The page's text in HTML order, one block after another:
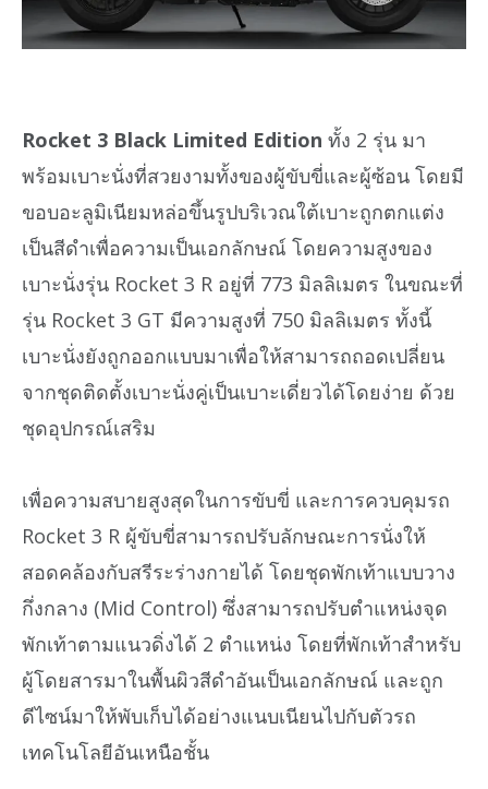
Rocket 3 Black Limited Edition ทั้ง 2 รุ่น มา
พร้อมเบาะนั่งที่สวยงามทั้งของผู้ขับขี่และผู้ซ้อน โดยมี
ขอบอะลูมิเนียมหล่อขึ้นรูปบริเวณใต้เบาะถูกตกแต่ง
เป็นสีดำเพื่อความเป็นเอกลักษณ์ โดยความสูงของ
เบาะนั่งรุ่น Rocket 3 R อยู่ที่ 773 มิลลิเมตร ในขณะที่
รุ่น Rocket 3 GT มีความสูงที่ 750 มิลลิเมตร ทั้งนี้
เบาะนั่งยังถูกออกแบบมาเพื่อให้สามารถถอดเปลี่ยน
จากชุดติดตั้งเบาะนั่งคู่เป็นเบาะเดี่ยวได้โดยง่าย ด้วย
ชุดอุปกรณ์เสริม
เพื่อความสบายสูงสุดในการขับขี่ และการควบคุมรถ
Rocket 3 R ผู้ขับขี่สามารถปรับลักษณะการนั่งให้
สอดคล้องกับสรีระร่างกายได้ โดยชุดพักเท้าแบบวาง
กึ่งกลาง (Mid Control) ซึ่งสามารถปรับตำแหน่งจุด
พักเท้าตามแนวดิ่งได้ 2 ตำแหน่ง โดยที่พักเท้าสำหรับ
ผู้โดยสารมาในพื้นผิวสีดำอันเป็นเอกลักษณ์ และถูก
ดีไซน์มาให้พับเก็บได้อย่างแนบเนียนไปกับตัวรถ
เทคโนโลยีอันเหนือชั้น